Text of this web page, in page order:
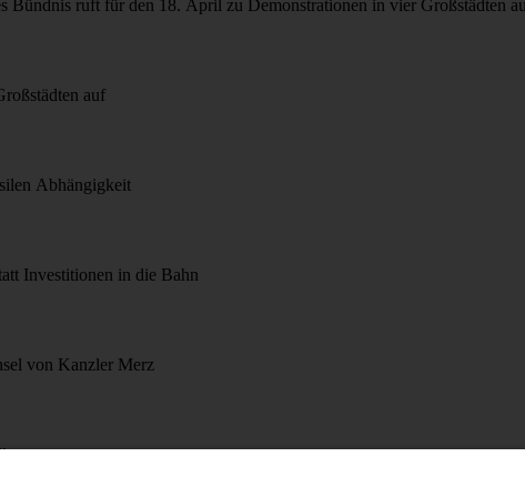
Bündnis ruft für den 18. April zu Demonstrationen in vier Großstädten
auf
Abhängigkeit
Investitionen in die Bahn
von Kanzler Merz